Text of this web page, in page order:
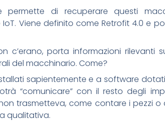
permette di recuperare questi
Viene definito come Retrofit 4.0 e
c’erano, porta informazioni rilevanti
del macchinario. Come?
sapientemente e a software
“comunicare” con il resto degli
trasmetteva, come contare i pezzi o
qualitativa.